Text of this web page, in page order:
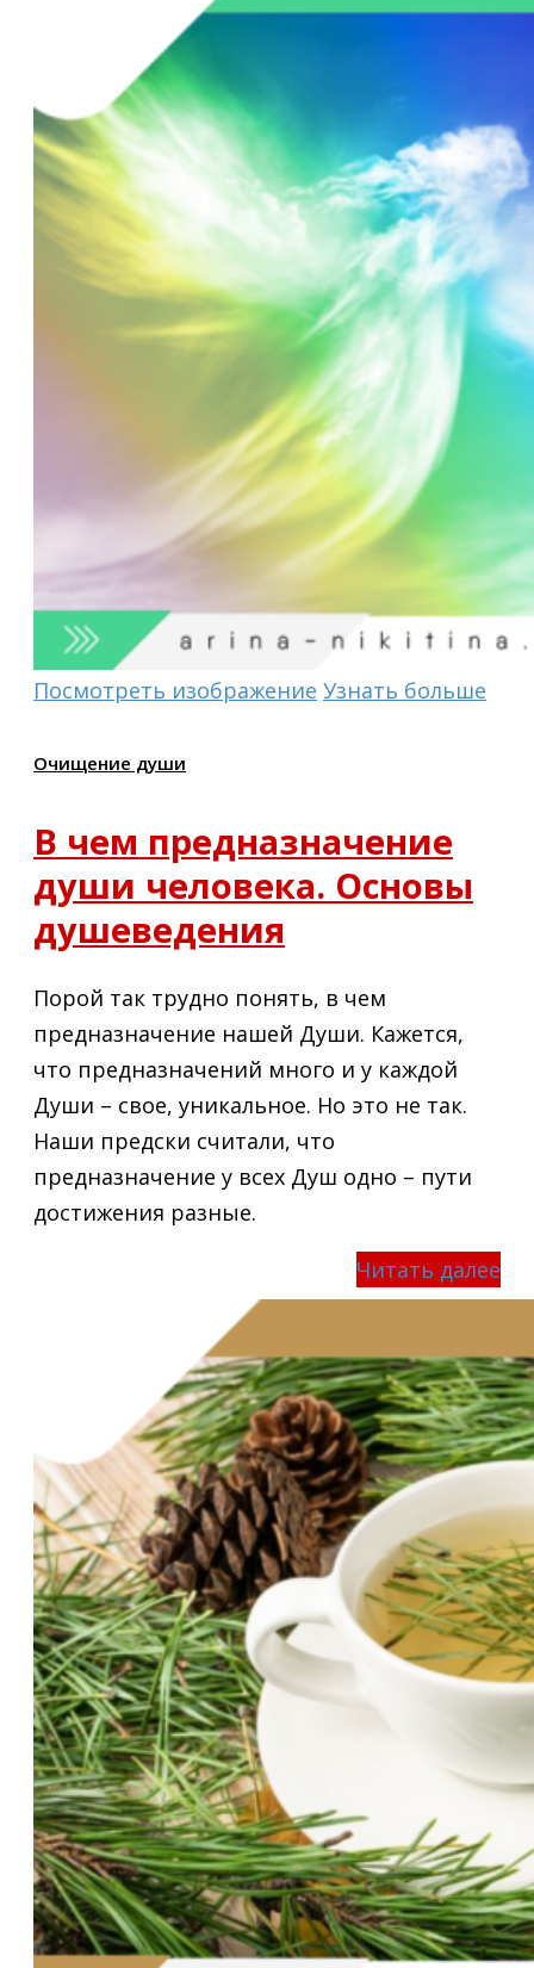
Посмотреть изображение Узнать больше
Очищение души
В чем предназначение
души человека. Основы
душеведения
Порой так трудно понять, в чем
предназначение нашей Души. Кажется,
что предназначений много и у каждой
Души – свое, уникальное. Но это не так.
Наши предски считали, что
предназначение у всех Душ одно – пути
достижения разные.
Читать далее